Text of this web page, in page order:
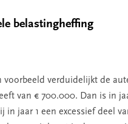
belastingheffing
voorbeeld verduidelijkt de
van € 700.000. Dan is in
in jaar 1 een excessief deel